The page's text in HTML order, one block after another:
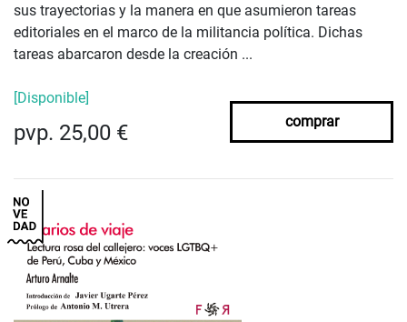
sus trayectorias y la manera en que asumieron tareas
editoriales en el marco de la militancia política. Dichas
tareas abarcaron desde la creación ...
[Disponible]
pvp. 25,00 € comprar